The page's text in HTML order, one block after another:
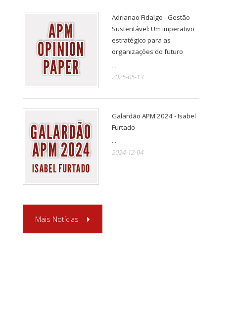
Adrianao Fidalgo - Gestão
Sustentável: Um imperativo
estratégico para as
organizações do futuro
2025-05-13
Galardão APM 2024 - Isabel
Furtado
...
2024-12-04
Mais Notícias